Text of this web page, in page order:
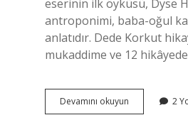
eserinin ilk öyküsü, Dyse
antroponimi, baba-oğul
anlatıdır. Dede Korkut
mukaddime ve 12
Devamını okuyun
Korkut
2